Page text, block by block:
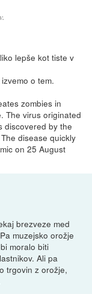
lepše kot tiste v
o tem.
zombies in
The virus originated
discovered by the
disease quickly
on 25 August
brezveze med
muzejsko orožje
moralo biti
Ali pa
trgovin z orožje,